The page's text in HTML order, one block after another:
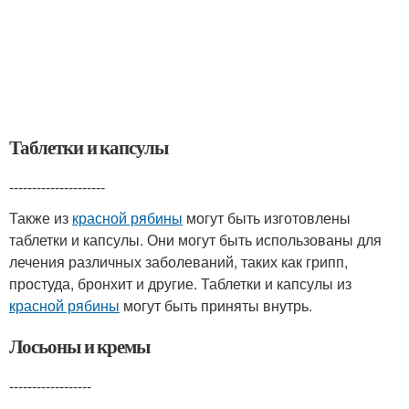
Таблетки и капсулы
---------------------
Также из красной рябины могут быть изготовлены
таблетки и капсулы. Они могут быть использованы для
лечения различных заболеваний, таких как грипп,
простуда, бронхит и другие. Таблетки и капсулы из
красной рябины могут быть приняты внутрь.
Лосьоны и кремы
------------------